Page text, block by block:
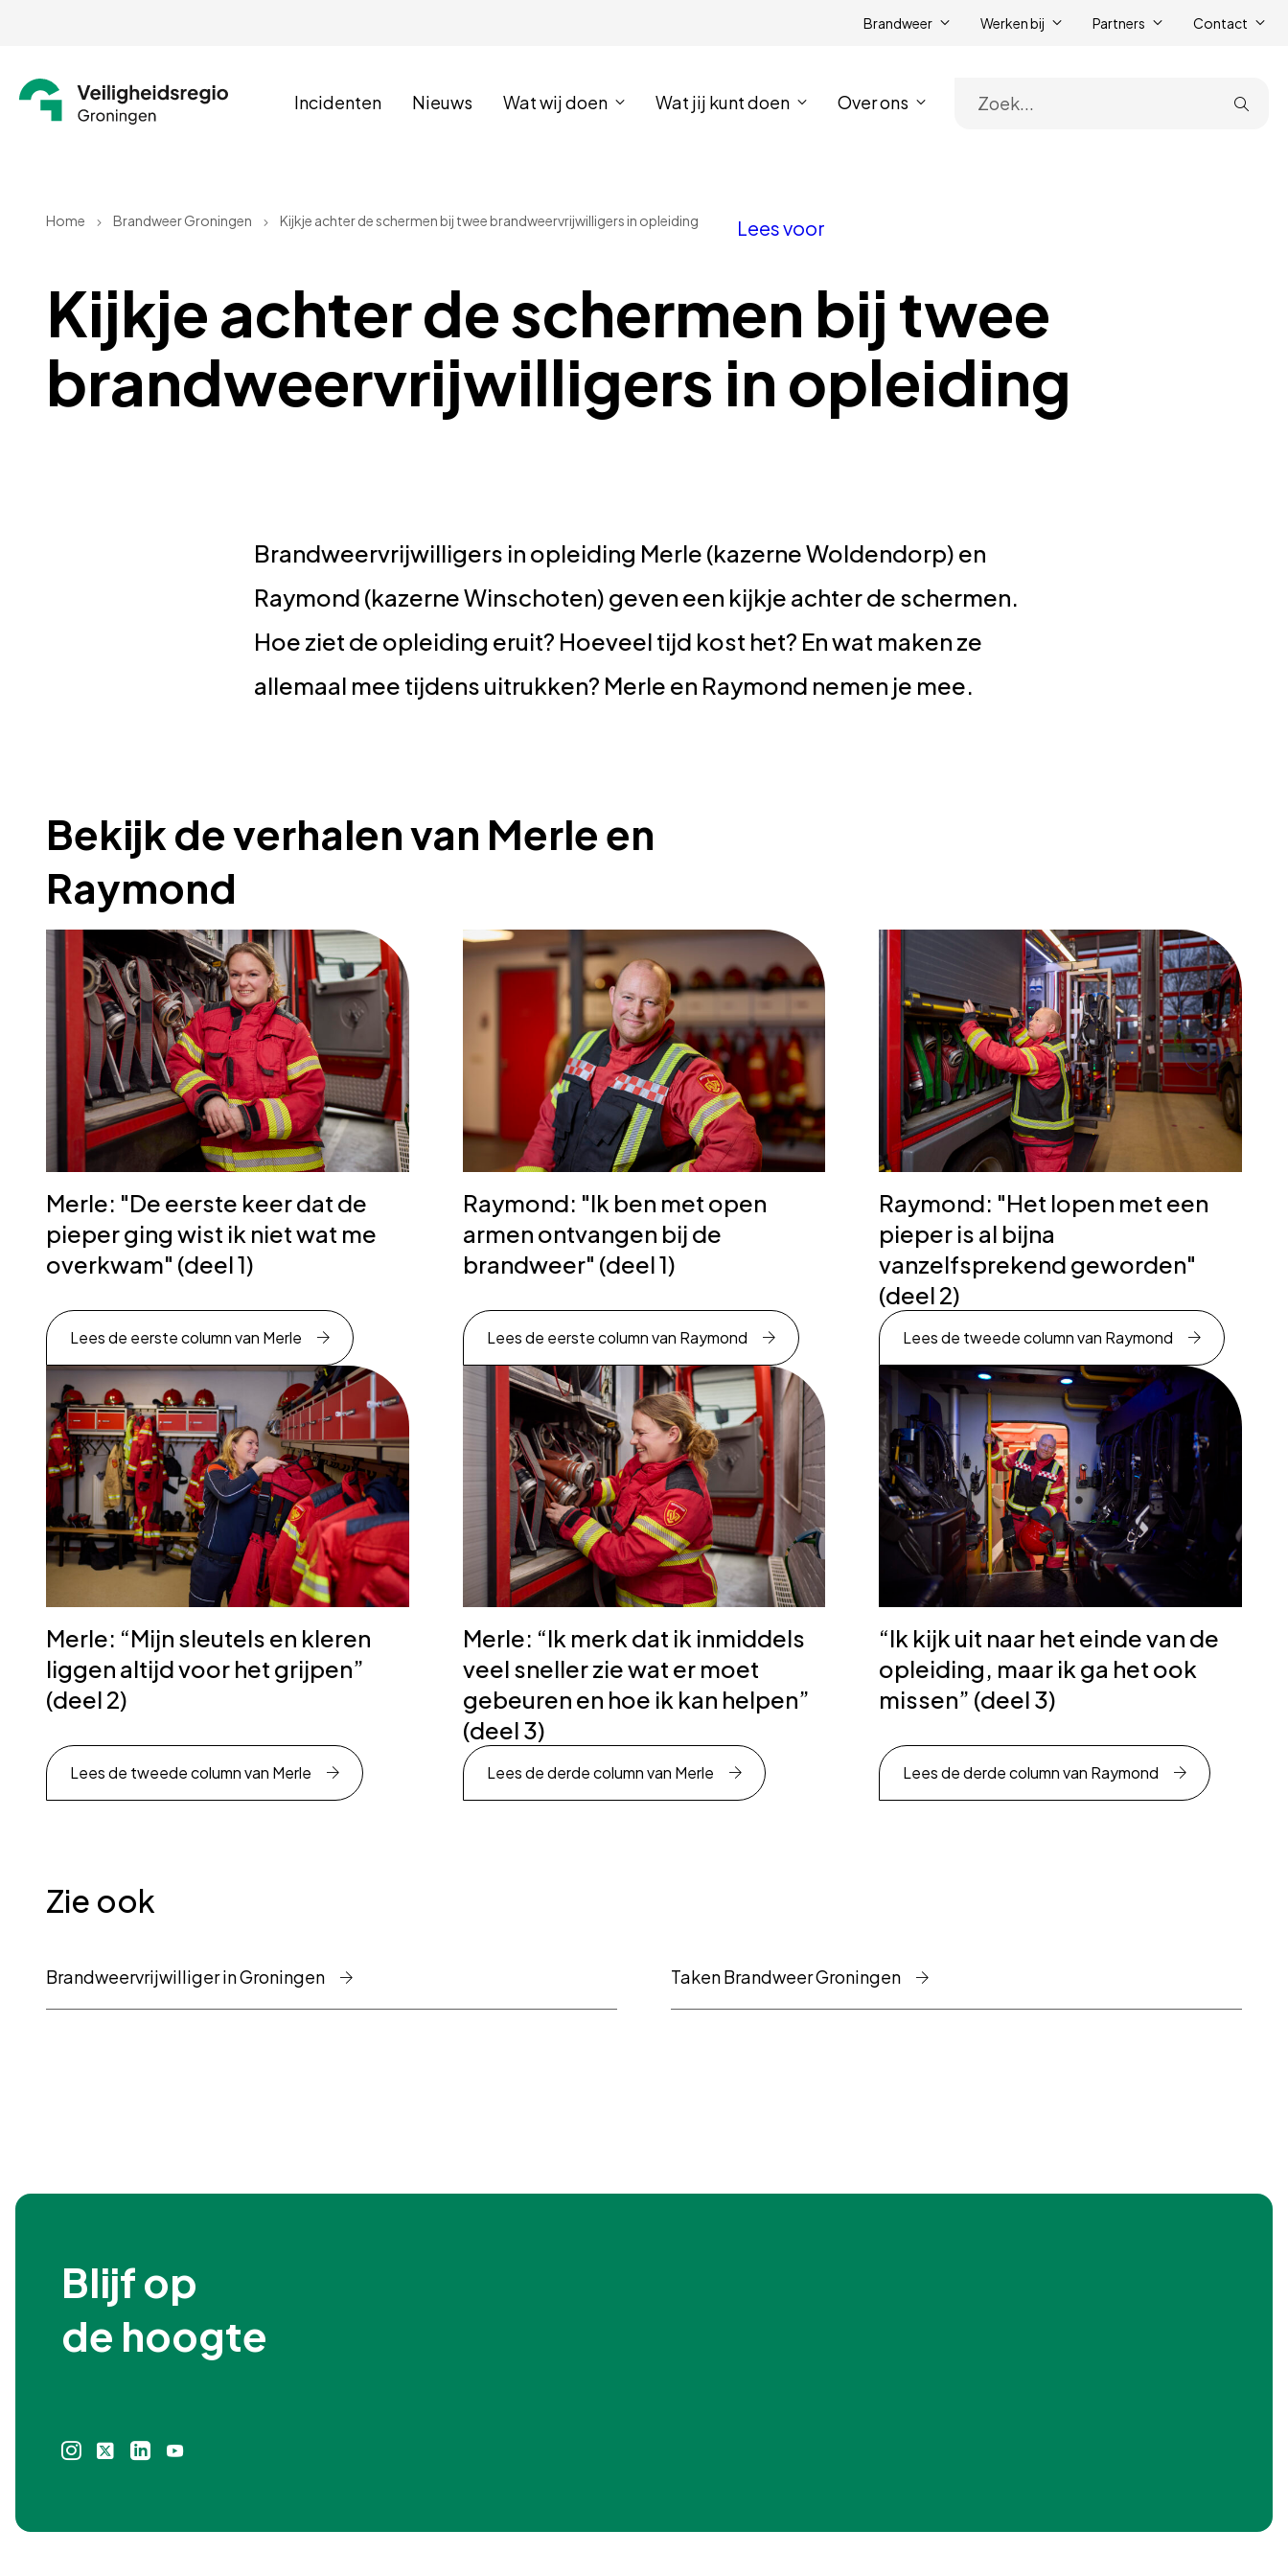
Incidenten Nieuws Wat wij doen Wat jij kunt doen Over ons
Brandweer Werken bij Partners Contact
Home Brandweer Groningen Kijkje achter de schermen bij twee brandweervrijwilligers in opleiding Lees voor
Kijkje achter de schermen bij twee
brandweervrijwilligers in opleiding
Brandweervrijwilligers in opleiding Merle (kazerne Woldendorp) en
Raymond (kazerne Winschoten) geven een kijkje achter de schermen.
Hoe ziet de opleiding eruit? Hoeveel tijd kost het? En wat maken ze
allemaal mee tijdens uitrukken? Merle en Raymond nemen je mee.
Bekijk de verhalen van Merle en
Raymond
Merle: "De eerste keer dat de
pieper ging wist ik niet wat me
overkwam" (deel 1)
Lees de eerste column van Merle
Raymond: "Ik ben met open
armen ontvangen bij de
brandweer" (deel 1)
Lees de eerste column van Raymond
Raymond: "Het lopen met een
pieper is al bijna
vanzelfsprekend geworden"
(deel 2)
Lees de tweede column van Raymond
Merle: “Mijn sleutels en kleren
liggen altijd voor het grijpen”
(deel 2)
Lees de tweede column van Merle
Merle: “Ik merk dat ik inmiddels
veel sneller zie wat er moet
gebeuren en hoe ik kan helpen”
(deel 3)
Lees de derde column van Merle
“Ik kijk uit naar het einde van de
opleiding, maar ik ga het ook
missen” (deel 3)
Lees de derde column van Raymond
Zie ook
Brandweervrijwilliger in Groningen Taken Brandweer Groningen
Blijf op
de hoogte
InstagramLinkedin